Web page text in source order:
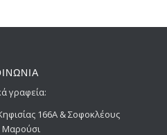
γραφεία:
166Α & Σοφοκλέους
Μαρούσι